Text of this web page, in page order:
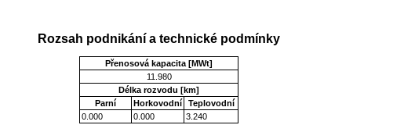
Rozsah podnikání a technické podmínky
Přenosová kapacita [MWt]
11.980
Délka rozvodu [km]
Parní
Horkovodní
Teplovodní
0.000
0.000 3.240